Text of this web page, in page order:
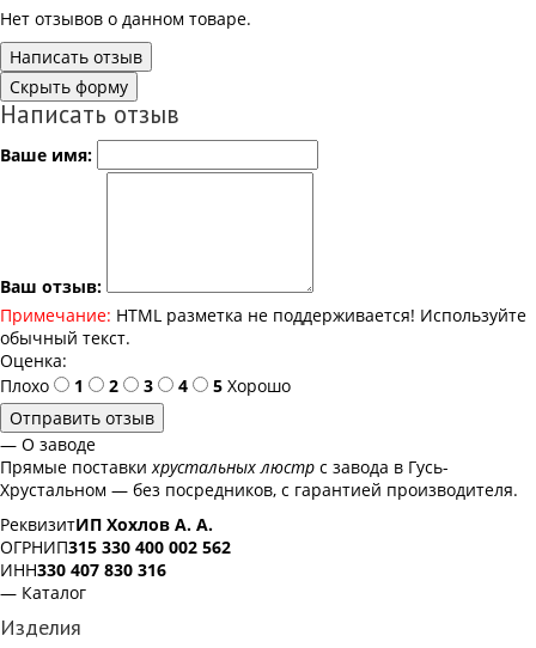
Нет отзывов о данном товаре.
Написать отзыв
Скрыть форму
Написать отзыв
Ваше имя:
Ваш отзыв:
Примечание: HTML разметка не поддерживается! Используйте
обычный текст.
Оценка:
Плохо
1 2 3 4 5 Хорошо
Отправить отзыв
— О заводе
Прямые поставкихрустальных люстр с завода в Гусь-
Хрустальном — без посредников, с гарантией производителя.
РеквизитИП Хохлов А. А.
ОГРНИП315 330 400 002 562
ИНН330 407 830 316
— Каталог
Изделия